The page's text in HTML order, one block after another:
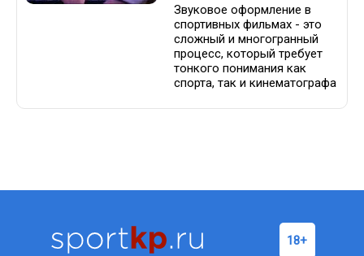
Звуковое оформление в
спортивных фильмах - это
сложный и многогранный
процесс, который требует
тонкого понимания как
спорта, так и кинематографа